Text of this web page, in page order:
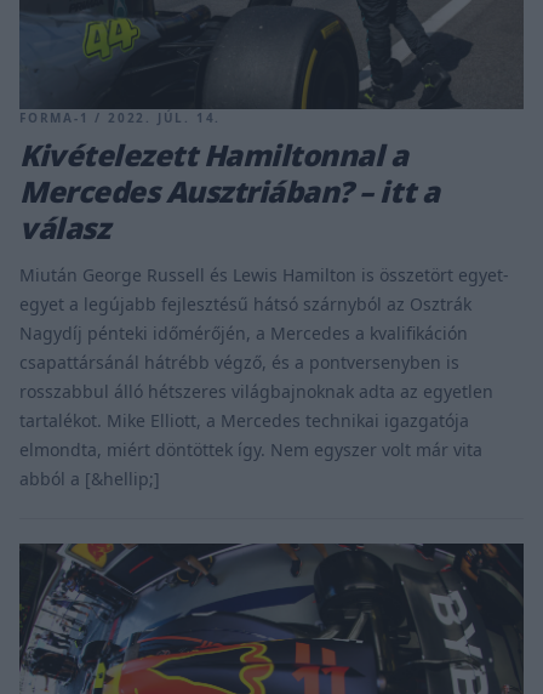
FORMA-1 / 2022. JÚL. 14.
Kivételezett Hamiltonnal a
Mercedes Ausztriában? – itt a
válasz
Miután George Russell és Lewis Hamilton is összetört egyet-
egyet a legújabb fejlesztésű hátsó szárnyból az Osztrák
Nagydíj pénteki időmérőjén, a Mercedes a kvalifikáción
csapattársánál hátrébb végző, és a pontversenyben is
rosszabbul álló hétszeres világbajnoknak adta az egyetlen
tartalékot. Mike Elliott, a Mercedes technikai igazgatója
elmondta, miért döntöttek így. Nem egyszer volt már vita
abból a [&hellip;]